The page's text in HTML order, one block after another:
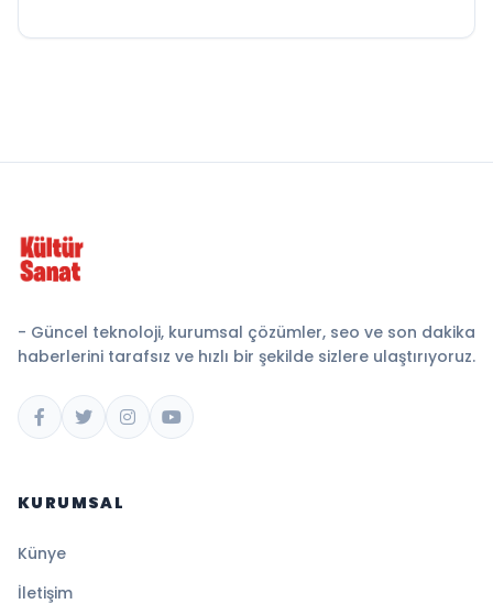
- Güncel teknoloji, kurumsal çözümler, seo ve son dakika
haberlerini tarafsız ve hızlı bir şekilde sizlere ulaştırıyoruz.
KURUMSAL
Künye
İletişim